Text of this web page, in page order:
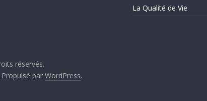
La Qualité de Vie
réservés.
par WordPress.